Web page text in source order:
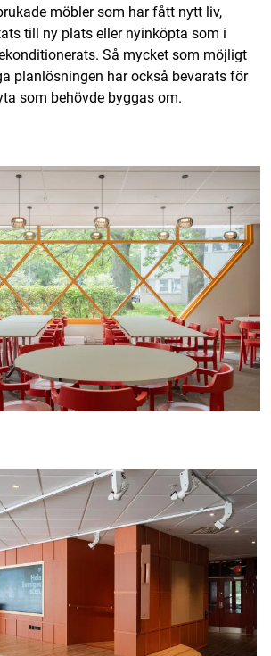
möbler som har fått nytt liv,
till ny plats eller nyinköpta som i
Så mycket som möjligt
planlösningen har också bevarats för
som behövde byggas om.